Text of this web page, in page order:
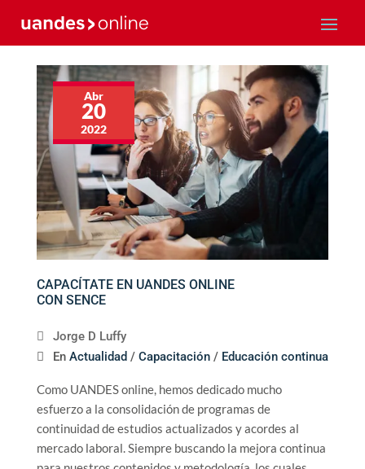
Abr
20
2022
CAPACÍTATE EN UANDES ONLINE
CON SENCE
Jorge D Luffy
En Actualidad / Capacitación/ Educación continua
Como UANDES online, hemos dedicado mucho
esfuerzo a la consolidación de programas de
continuidad de estudios actualizados y acordes al
mercado laboral. Siempre buscando la mejora continua